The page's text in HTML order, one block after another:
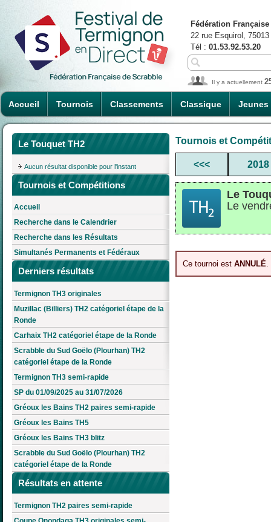
Accueil Tournois Classements Classique Jeunes
Fédération
22 rue Esquirol,
Tél : 01.53.92.53.20
Il y a actuellement
Le Touquet TH2
Aucun résultat disponible pour l'instant
Tournois et Compétitions
Accueil
Recherche dans le Calendrier
Recherche dans les Résultats
Simultanés Permanents et Fédéraux
Derniers résultats
Termignon TH3 originales
Muzillac (Billiers) TH2 catégoriel étape de la
Ronde
Carhaix TH2 catégoriel étape de la Ronde
Scrabble du Sud Goëlo (Plourhan) TH2
catégoriel étape de la Ronde
Termignon TH3 semi-rapide
SP du 01/09/2025 au 31/07/2026
Gréoux les Bains TH2 paires semi-rapide
Gréoux les Bains TH5
Gréoux les Bains TH3 blitz
Scrabble du Sud Goëlo (Plourhan) TH2
catégoriel étape de la Ronde
Résultats en attente
Termignon TH2 paires semi-rapide
Tournois et
<<< 2018
Le
Le
Ce tournoi est ANNULÉ.